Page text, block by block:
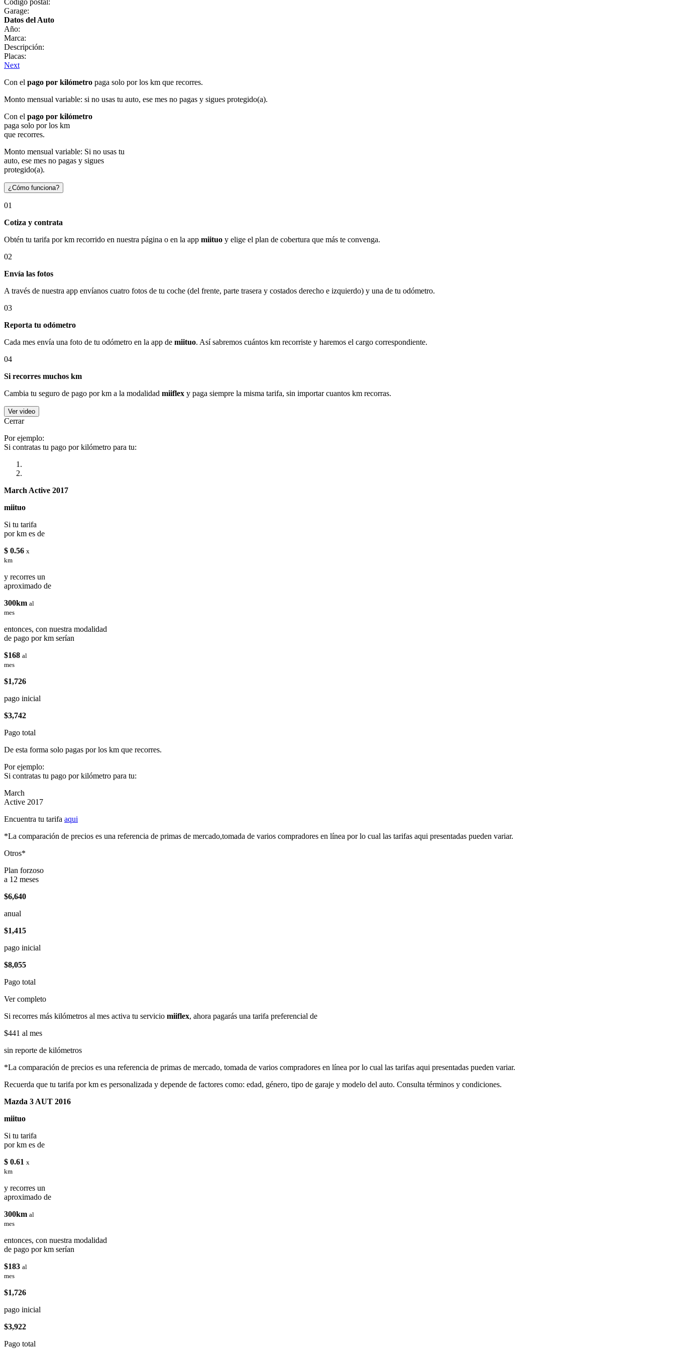
Garage:
Datos del Auto
Año:
Marca:
Descripción:
Placas:
Next
Con el pago por kilómetro paga solo por los km que recorres.
Monto mensual variable: si no usas tu auto, ese mes no pagas y sigues protegido(a).
Con el pago por kilómetro
paga solo por los km
que recorres.
Monto mensual variable: Si no usas tu
auto, ese mes no pagas y sigues
protegido(a).
¿Cómo funciona?
01
Cotiza y contrata
Obtén tu tarifa por km recorrido en nuestra página o en la app miituo y elige el plan de cobertura que más te convenga.
02
Envía las fotos
A través de nuestra app envíanos cuatro fotos de tu coche (del frente, parte trasera y costados derecho e izquierdo) y una de tu odómetro.
03
Reporta tu odómetro
Cada mes envía una foto de tu odómetro en la app de miituo. Así sabremos cuántos km recorriste y haremos el cargo correspondiente.
04
Si recorres muchos km
Cambia tu seguro de pago por km a la modalidad miiflex y paga siempre la misma tarifa, sin importar cuantos km recorras.
Ver video
Cerrar
Por ejemplo:
Si contratas tu pago por kilómetro para tu:
March Active 2017
miituo
Si tu tarifa
por km es de
$ 0.56 x
km
y recorres un
aproximado de
300km al
mes
entonces, con nuestra modalidad
de pago por km serían
$168 al
mes
$1,726
pago inicial
$3,742
Pago total
De esta forma solo pagas por los km que recorres.
Por ejemplo:
Si contratas tu pago por kilómetro para tu:
March
Active 2017
Encuentra tu tarifa aqui
*La comparación de precios es una referencia de primas de mercado,tomada de varios compradores en línea por lo cual las tarifas aqui presentadas pueden variar.
Otros*
Plan forzoso
a 12 meses
$6,640
anual
$1,415
pago inicial
$8,055
Pago total
Ver completo
Si recorres más kilómetros al mes activa tu servicio miiflex, ahora pagarás una tarifa preferencial de
$441 al mes
sin reporte de kilómetros
*La comparación de precios es una referencia de primas de mercado, tomada de varios compradores en línea por lo cual las tarifas aqui presentadas pueden variar.
Recuerda que tu tarifa por km es personalizada y depende de factores como: edad, género, tipo de garaje y modelo del auto. Consulta términos y condiciones.
Mazda 3 AUT 2016
miituo
Si tu tarifa
por km es de
$ 0.61 x
km
y recorres un
aproximado de
300km al
mes
entonces, con nuestra modalidad
de pago por km serían
$183 al
mes
$1,726
pago inicial
$3,922
Pago total